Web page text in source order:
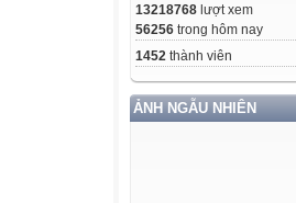
13218768 lượt xem
56256 trong hôm nay
1452 thành viên
ẢNH NGẪU NHIÊN